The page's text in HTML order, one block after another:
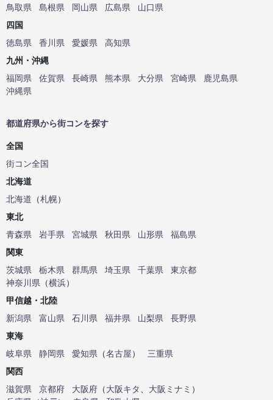
鳥取県
島根県 岡山県 広島県
山口県
四国
徳島県
香川県 愛媛県
高知県
九州・沖縄
福岡県
佐賀県 長崎県 熊本県 大分県 宮崎県
鹿児島県
沖縄県
都道府県から街コンを探す
全国
街コン全国
北海道
北海道 （札幌）
東北
青森県
岩手県 宮城県 秋田県 山形県
福島県
関東
茨城県
栃木県 群馬県 埼玉県 千葉県
東京都
神奈川県 （横浜）
甲信越・北陸
新潟県
富山県 石川県 福井県 山梨県
長野県
東海
岐阜県
静岡県 愛知県 （名古屋）
三重県
関西
滋賀県
京都府 大阪府 （大阪キタ 大阪ミナミ ）